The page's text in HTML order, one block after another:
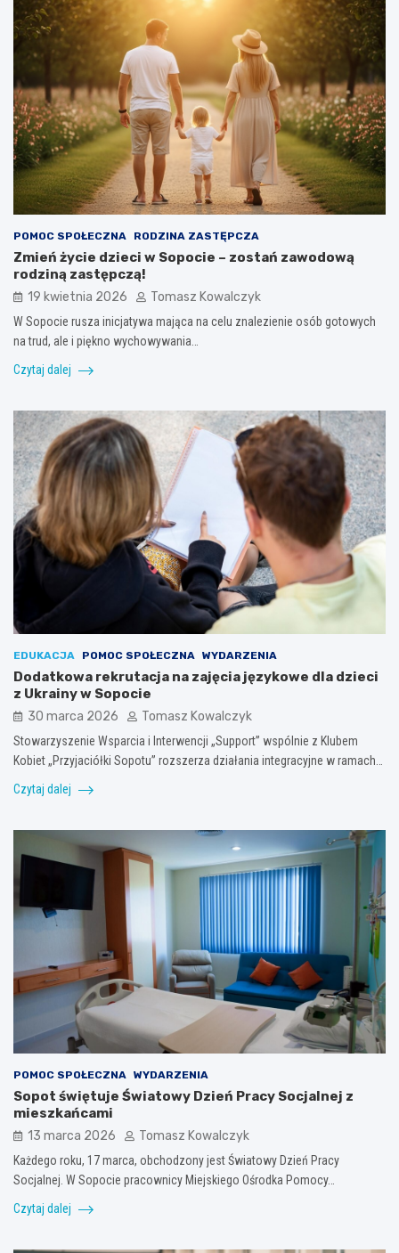
POMOC SPOŁECZNA RODZINA ZASTĘPCZA
Zmień życie dzieci w Sopocie – zostań zawodową
rodziną zastępczą!
19 kwietnia 2026 Tomasz Kowalczyk
W Sopocie rusza inicjatywa mająca na celu znalezienie osób gotowych
na trud, ale i piękno wychowywania…
Czytaj dalej
EDUKACJA POMOC SPOŁECZNA WYDARZENIA
Dodatkowa rekrutacja na zajęcia językowe dla dzieci
z Ukrainy w Sopocie
30 marca 2026 Tomasz Kowalczyk
Stowarzyszenie Wsparcia i Interwencji „Support” wspólnie z Klubem
Kobiet „Przyjaciółki Sopotu” rozszerza działania integracyjne w ramach…
Czytaj dalej
POMOC SPOŁECZNA WYDARZENIA
Sopot świętuje Światowy Dzień Pracy Socjalnej z
mieszkańcami
13 marca 2026 Tomasz Kowalczyk
Każdego roku, 17 marca, obchodzony jest Światowy Dzień Pracy
Socjalnej. W Sopocie pracownicy Miejskiego Ośrodka Pomocy…
Czytaj dalej